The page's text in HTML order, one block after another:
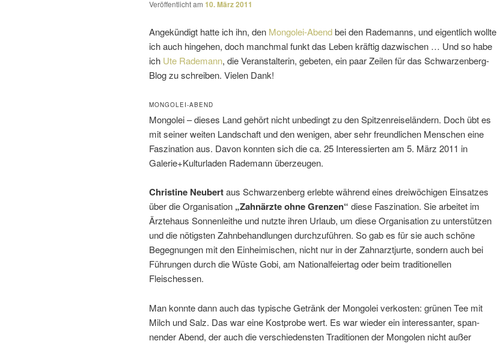
Veröffentlicht am 10. März 2011
Angekündigt hatte ich ihn, den Mongolei-Abendbei den Rademanns, und eigent­lich wollte
ich auch hingehen, doch manchmal funkt das Leben kräftig dazwi­schen … Und so habe
ich Ute Rademann, die Veranstalterin, gebeten, ein paar Zeilen für das Schwarzenberg-
Blog zu schreiben. Vielen Dank!
MONGOLEI-ABEND
Mongolei – dieses Land gehört nicht unbe­dingt zu den Spitzenreiseländern. Doch übt es
mit seiner weiten Landschaft und den wenigen, aber sehr freund­li­chen Menschen eine
Faszination aus. Davon konnten sich die ca. 25 Interessierten am 5. März 2011 in
Galerie+Kulturladen Rademann überzeugen.
Christine Neubertaus Schwarzenberg erlebte während eines drei­wö­chigen Einsatzes
über die Organisation „Zahnärzte ohne Grenzen“ diese Faszination. Sie arbeitet im
Ärztehaus Sonnenleithe und nutzte ihren Urlaub, um diese Organisation zu unter­stützen
und die nötigsten Zahnbehandlungen durch­zu­führen. So gab es für sie auch schöne
Begegnungen mit den Einheimischen, nicht nur in der Zahnarztjurte, sondern auch bei
Führungen durch die Wüste Gobi, am Nationalfeiertag oder beim tradi­tio­nellen
Fleischessen.
Man konnte dann auch das typi­sche Getränk der Mongolei verkosten: grünen Tee mit
Milch und Salz. Das war eine Kostprobe wert. Es war wieder ein inter­es­santer, span­
nender Abend, der auch die verschie­densten Traditionen der Mongolen nicht außer